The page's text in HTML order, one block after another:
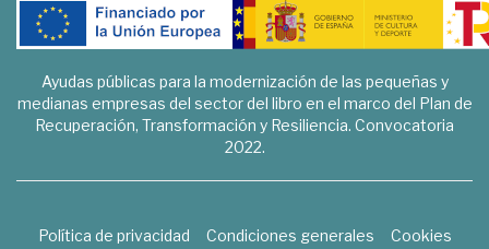
Ayudas públicas para la modernización de las pequeñas y
medianas empresas del sector del libro en el marco del Plan de
Recuperación, Transformación y Resiliencia. Convocatoria
2022.
Política de privacidad Condiciones generales
Cookies